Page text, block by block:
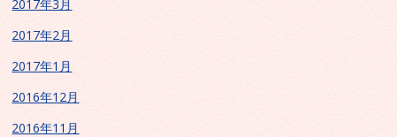
2017年3月
2017年2月
2017年1月
2016年12月
2016年11月